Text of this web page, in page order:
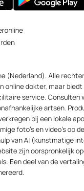
(Nederland). Alle
online dokter, maar
service. Consulten
artsen.
bij een lokale
foto’s en video’s op
van AI (kunstmatige
zijn oorspronkelijk
Een deel van de